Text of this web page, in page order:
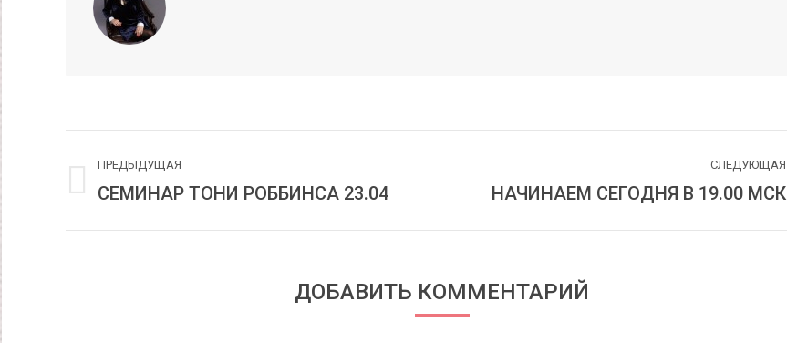
ПО
ЗАПИСЯМ
ПРЕДЫДУЩАЯ
Предыдущая
СЕМИНАР ТОНИ РОББИНСА 23.04
СЛЕДУЮЩАЯ
Следующая
НАЧИНАЕМ СЕГОДНЯ В 19.00 МСК
ДОБАВИТЬ КОММЕНТАРИЙ